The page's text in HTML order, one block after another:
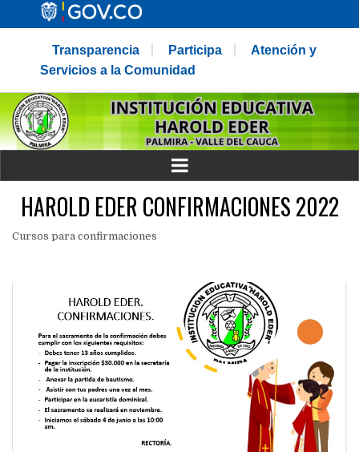
Transparencia Participa
Atención y
Servicios a la Comunidad
HAROLD EDER CONFIRMACIONES 2022
Cursos para confirmaciones